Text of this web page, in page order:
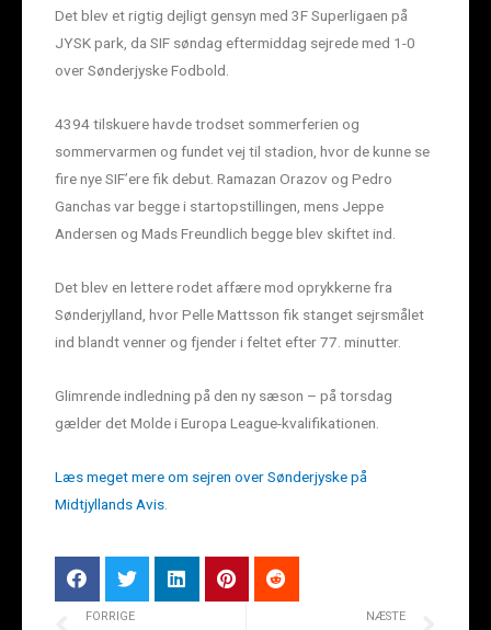
Det blev et rigtig dejligt gensyn med 3F Superligaen på
JYSK park, da SIF søndag eftermiddag sejrede med 1-0
over Sønderjyske Fodbold.
4394 tilskuere havde trodset sommerferien og
sommervarmen og fundet vej til stadion, hvor de kunne se
fire nye SIF’ere fik debut. Ramazan Orazov og Pedro
Ganchas var begge i startopstillingen, mens Jeppe
Andersen og Mads Freundlich begge blev skiftet ind.
Det blev en lettere rodet affære mod oprykkerne fra
Sønderjylland, hvor Pelle Mattsson fik stanget sejrsmålet
ind blandt venner og fjender i feltet efter 77. minutter.
Glimrende indledning på den ny sæson – på torsdag
gælder det Molde i Europa League-kvalifikationen.
Læs meget mere om sejren over Sønderjyske på
Midtjyllands Avis.
FORRIGE NÆSTE